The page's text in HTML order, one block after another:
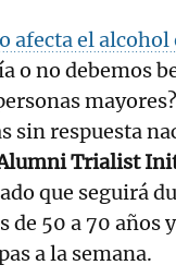
afecta el alcohol
o no debemos
sin respuesta
Trialist
que seguirá
de 50 a 70 años
a la semana.